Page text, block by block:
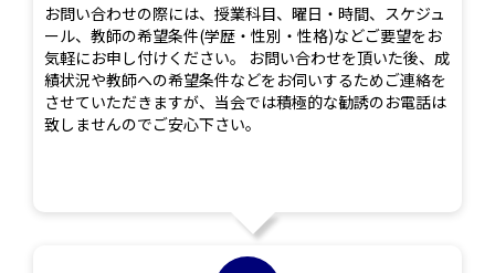
お問い合わせの際には、授業科目、曜日・時間、スケジュ
ール、教師の希望条件(学歴・性別・性格)などご要望をお
気軽にお申し付けください。 お問い合わせを頂いた後、成
績状況や教師への希望条件などをお伺いするためご連絡を
させていただきますが、当会では積極的な勧誘のお電話は
致しませんのでご安心下さい。